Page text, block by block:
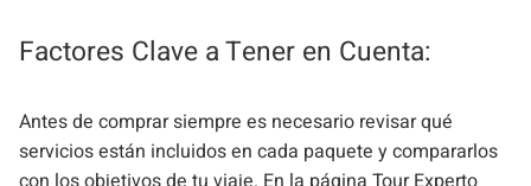
Factores Clave a Tener en Cuenta:
Antes de comprar siempre es necesario revisar qué
servicios están incluidos en cada paquete y compararlos